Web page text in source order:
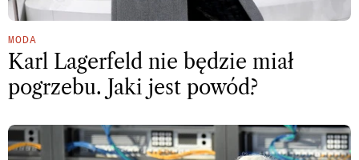
MODA
Karl Lagerfeld nie będzie miał
pogrzebu. Jaki jest powód?